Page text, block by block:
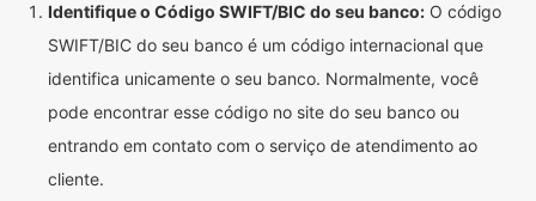
Identifique o Código SWIFT/BIC do seu banco: O código
SWIFT/BIC do seu banco é um código internacional que
identifica unicamente o seu banco. Normalmente, você
pode encontrar esse código no site do seu banco ou
entrando em contato com o serviço de atendimento ao
cliente.